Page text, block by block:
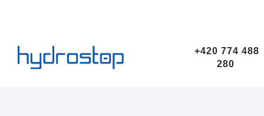
+420 774 488
280